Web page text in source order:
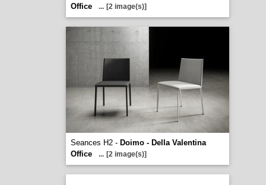
Office
... [2 image(s)]
Seances H2 - Doimo - Della Valentina
Office
... [2 image(s)]